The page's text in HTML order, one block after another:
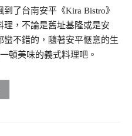
了台南安平《Kira Bistro》
，不論是舊址基隆或是安
不錯的，隨著安平愜意的生
頓美味的義式料理吧。